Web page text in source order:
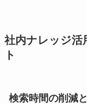
社内ナレッジ活
ト
検索時間の削減